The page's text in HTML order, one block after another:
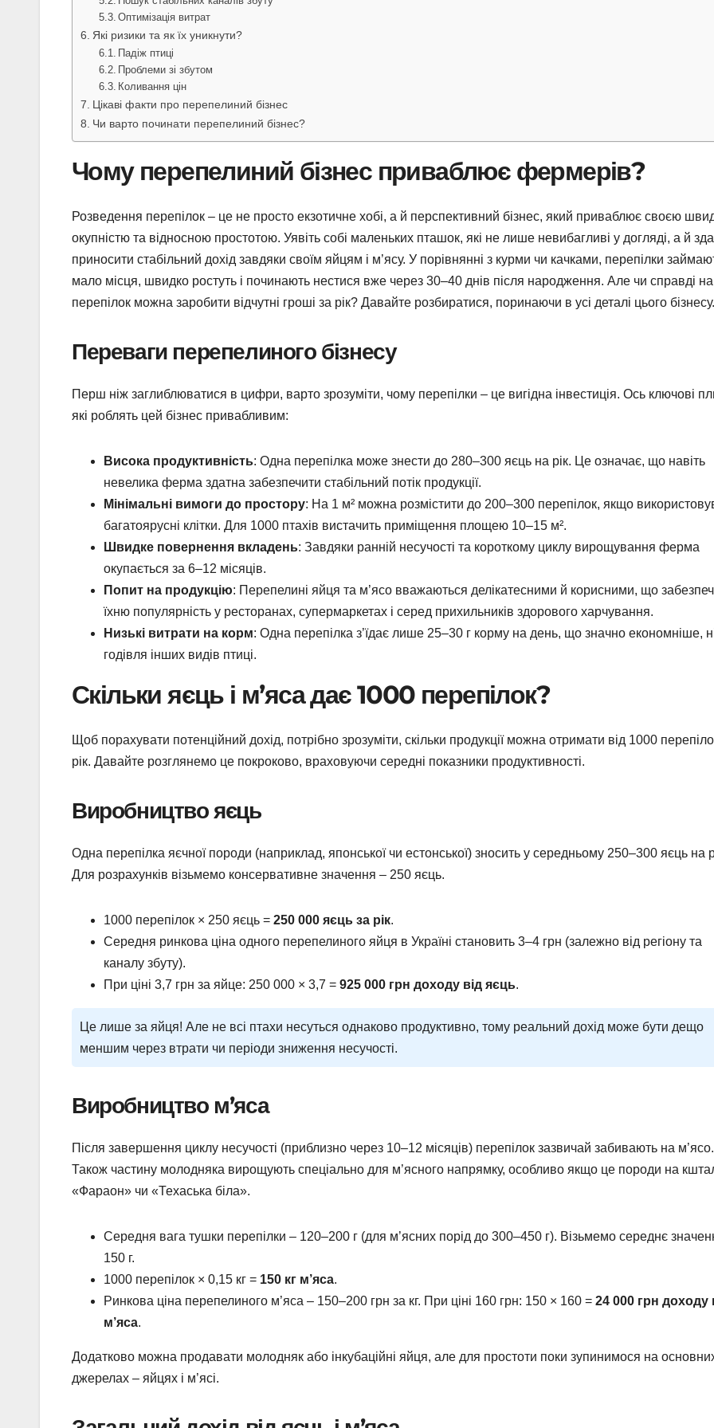
Оптимізація витрат
Які ризики та як їх уникнути?
Падіж птиці
Проблеми зі збутом
Коливання цін
Цікаві факти про перепелиний бізнес
Чи варто починати перепелиний бізнес?
Чому перепелиний бізнес приваблює фермерів?
Розведення перепілок – це не просто екзотичне хобі, а й перспективний бізнес, який приваблює своєю
окупністю та відносною простотою. Уявіть собі маленьких пташок, які не лише невибагливі у догляді, а й
приносити стабільний дохід завдяки своїм яйцям і м’ясу. У порівнянні з курми чи качками, перепілки
мало місця, швидко ростуть і починають нестися вже через 30–40 днів після народження. Але чи справді
перепілок можна заробити відчутні гроші за рік? Давайте розбиратися, поринаючи в усі деталі цього бізнесу.
Переваги перепелиного бізнесу
Перш ніж заглиблюватися в цифри, варто зрозуміти, чому перепілки – це вигідна інвестиція. Ось ключові
які роблять цей бізнес привабливим:
Висока продуктивність: Одна перепілка може знести до 280–300 яєць на рік. Це означає, що навіть
невелика ферма здатна забезпечити стабільний потік продукції.
Мінімальні вимоги до простору: На 1 м² можна розмістити до 200–300 перепілок, якщо
багатоярусні клітки. Для 1000 птахів вистачить приміщення площею 10–15 м².
Швидке повернення вкладень: Завдяки ранній несучості та короткому циклу вирощування ферма
окупається за 6–12 місяців.
Попит на продукцію: Перепелині яйця та м’ясо вважаються делікатесними й корисними, що
їхню популярність у ресторанах, супермаркетах і серед прихильників здорового харчування.
Низькі витрати на корм: Одна перепілка з’їдає лише 25–30 г корму на день, що значно економніше,
годівля інших видів птиці.
Скільки яєць і м’яса дає 1000 перепілок?
Щоб порахувати потенційний дохід, потрібно зрозуміти, скільки продукції можна отримати від 1000
рік. Давайте розглянемо це покроково, враховуючи середні показники продуктивності.
Виробництво яєць
Одна перепілка яєчної породи (наприклад, японської чи естонської) зносить у середньому 250–300 яєць на
Для розрахунків візьмемо консервативне значення – 250 яєць.
1000 перепілок × 250 яєць = 250 000 яєць за рік.
Середня ринкова ціна одного перепелиного яйця в Україні становить 3–4 грн (залежно від регіону та
каналу збуту).
При ціні 3,7 грн за яйце: 250 000 × 3,7 = 925 000 грн доходу від яєць.
Це лише за яйця! Але не всі птахи несуться однаково продуктивно, тому реальний дохід може бути дещо
меншим через втрати чи періоди зниження несучості.
Виробництво м’яса
Після завершення циклу несучості (приблизно через 10–12 місяців) перепілок зазвичай забивають на м’ясо.
Також частину молодняка вирощують спеціально для м’ясного напрямку, особливо якщо це породи на
«Фараон» чи «Техаська біла».
Середня вага тушки перепілки – 120–200 г (для м’ясних порід до 300–450 г). Візьмемо середнє
150 г.
1000 перепілок × 0,15 кг = 150 кг м’яса.
Ринкова ціна перепелиного м’яса – 150–200 грн за кг. При ціні 160 грн: 150 × 160 = 24 000 грн доходу
м’яса.
Додатково можна продавати молодняк або інкубаційні яйця, але для простоти поки зупинимося на
джерелах – яйцях і м’ясі.